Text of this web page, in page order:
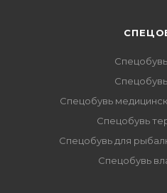
Спецобувь
Спецобувь
Спецобувь для
Спецобувь